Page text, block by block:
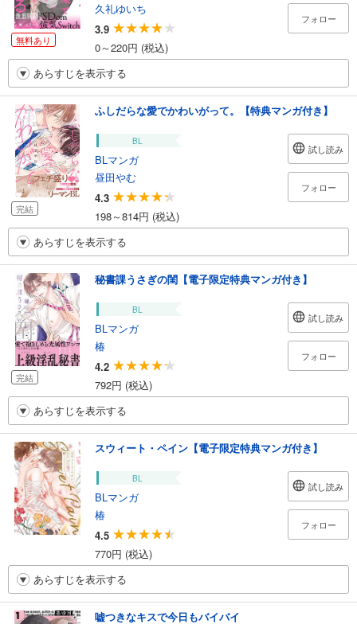
無料あり
久礼ゆいち
3.9
0～220円 (税込)
フォロー
あらすじを表示する
完結
ふしだらな愛でかわいがって。【特典マンガ付き】
BL
BLマンガ
昼田やむ
4.3
198～814円 (税込)
試し読み
フォロー
あらすじを表示する
完結
秘書課うさぎの閨【電子限定特典マンガ付き】
BL
BLマンガ
椿
4.2
792円 (税込)
試し読み
フォロー
あらすじを表示する
スウィート・ペイン【電子限定特典マンガ付き】
BL
BLマンガ
椿
4.5
770円 (税込)
試し読み
フォロー
あらすじを表示する
嘘つきなキスで今日もバイバイ